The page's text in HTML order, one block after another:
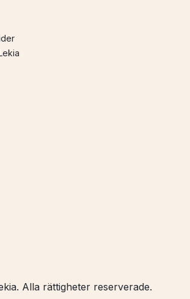
Alla rättigheter reserverade.